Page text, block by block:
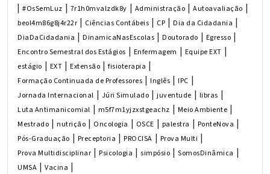
| #OsSemLuz | 7r1h0mvalzdk8y | Administração | Autoavaliação |
beol4m86g8j4r22r | Ciências Contábeis | CP | Dia da Cidadania |
DiaDaCidadania | DinamicaNasEscolas | Doutorado | Egresso |
Encontro Semestral dos Estágios | Enfermagem | Equipe EXT |
estágio | EXT | Extensão | fisioterapia |
Formação Continuada de Professores | Inglês | IPC |
Jornada Internacional | Júri Simulado | juventude | libras |
Luta Antimanicomial | m5f7m1yjzxstgeachz | Meio Ambiente |
Mestrado | nutrição | Oncologia | OSCE | palestra | PonteNova |
Pós-Graduação | Preceptoria | PROCISA | Prova Multi |
Prova Multidisciplinar | Psicologia | simpósio | SomosDinâmica |
UMSA | Vacina |